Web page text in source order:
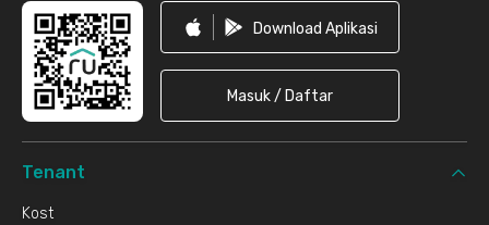
Download Aplikasi
Masuk / Daftar
Tenant
Kost